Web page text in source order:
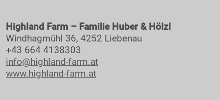
Archiv
Kontakt
Highland Farm – Familie Huber & Hölzl
Windhagmühl 36, 4252 Liebenau
+43 664 4138303
info@highland-farm.at
www.highland-farm.at